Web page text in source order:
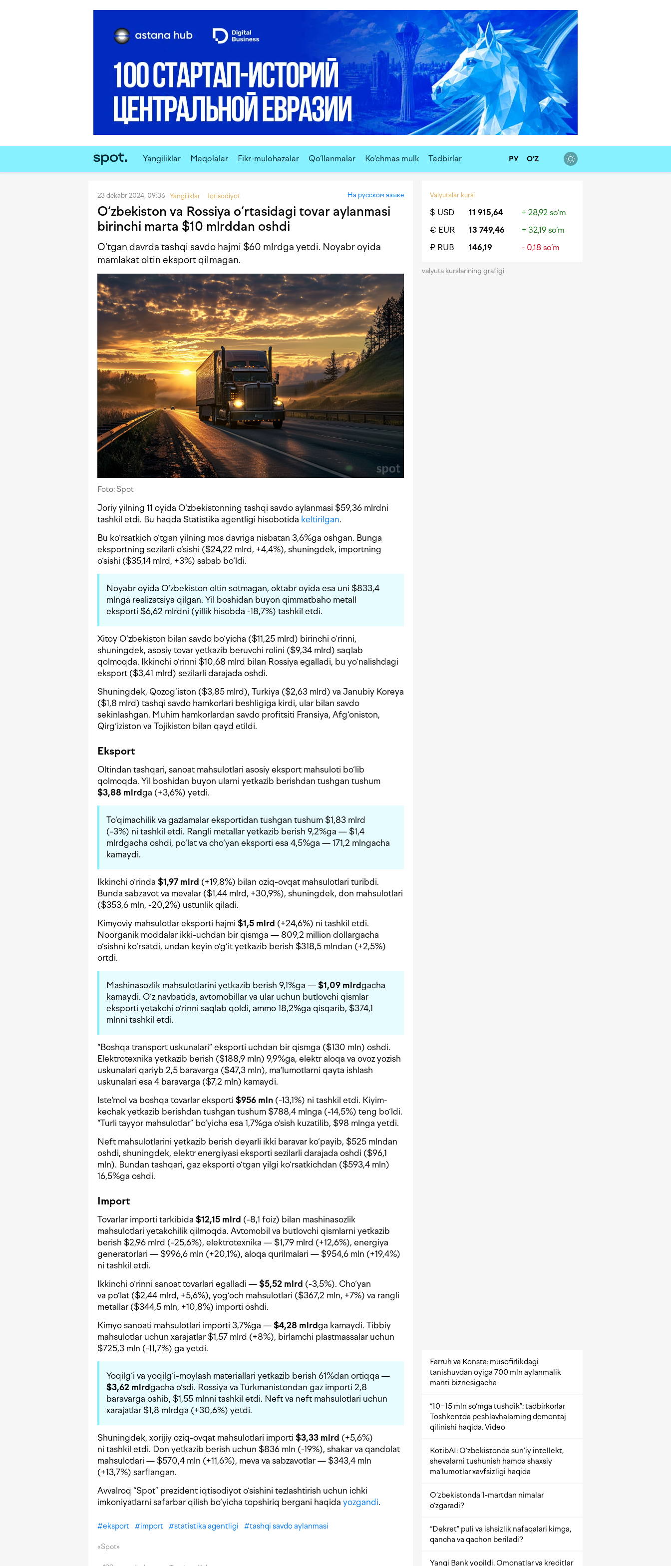
Yangiliklar Maqolalar Fikr-mulohazalar Qo‘llanmalar Ko‘chmas mulk Tadbirlar РУ O‘Z
23 dekabr 2024, 09:36 Yangiliklar Iqtisodiyot На русском языке
O‘zbekiston va Rossiya o‘rtasidagi tovar aylanmasi
birinchi marta $10 mlrddan oshdi
O‘tgan davrda tashqi savdo hajmi $60 mlrdga yetdi. Noyabr oyida
mamlakat oltin eksport qilmagan.
Foto: Spot
Joriy yilning 11 oyida O‘zbekistonning tashqi savdo aylanmasi $59,36 mlrdni
tashkil etdi. Bu haqda Statistika agentligi hisobotida keltirilgan.
Bu ko‘rsatkich o‘tgan yilning mos davriga nisbatan 3,6%ga oshgan. Bunga
eksportning sezilarli o‘sishi ($24,22 mlrd, +4,4%), shuningdek, importning
o‘sishi ($35,14 mlrd, +3%) sabab bo‘ldi.
Noyabr oyida O‘zbekiston oltin sotmagan, oktabr oyida esa uni $833,4
mlnga realizatsiya qilgan. Yil boshidan buyon qimmatbaho metall
eksporti $6,62 mlrdni (yillik hisobda -18,7%) tashkil etdi.
Xitoy O‘zbekiston bilan savdo bo‘yicha ($11,25 mlrd) birinchi o‘rinni,
shuningdek, asosiy tovar yetkazib beruvchi rolini ($9,34 mlrd) saqlab
qolmoqda. Ikkinchi o‘rinni $10,68 mlrd bilan Rossiya egalladi, bu yo‘nalishdagi
eksport ($3,41 mlrd) sezilarli darajada oshdi.
Shuningdek, Qozog‘iston ($3,85 mlrd), Turkiya ($2,63 mlrd) va Janubiy Koreya
($1,8 mlrd) tashqi savdo hamkorlari beshligiga kirdi, ular bilan savdo
sekinlashgan. Muhim hamkorlardan savdo profitsiti Fransiya, Afg‘oniston,
Qirg‘iziston va Tojikiston bilan qayd etildi.
Eksport
Oltindan tashqari, sanoat mahsulotlari asosiy eksport mahsuloti bo‘lib
qolmoqda. Yil boshidan buyon ularni yetkazib berishdan tushgan tushum
$3,88 mlrdga (+3,6%) yetdi.
To‘qimachilik va gazlamalar eksportidan tushgan tushum $1,83 mlrd
(-3%) ni tashkil etdi. Rangli metallar yetkazib berish 9,2%ga — $1,4
mlrdgacha oshdi, po‘lat va cho‘yan eksporti esa 4,5%ga — 171,2 mlngacha
kamaydi.
Ikkinchi o‘rinda $1,97 mlrd (+19,8%) bilan oziq-ovqat mahsulotlari turibdi.
Bunda sabzavot va mevalar ($1,44 mlrd, +30,9%), shuningdek, don mahsulotlari
($353,6 mln, -20,2%) ustunlik qiladi.
Kimyoviy mahsulotlar eksporti hajmi $1,5 mlrd (+24,6%) ni tashkil etdi.
Noorganik moddalar ikki-uchdan bir qismga — 809,2 million dollargacha
o‘sishni ko‘rsatdi, undan keyin o‘g‘it yetkazib berish $318,5 mlndan (+2,5%)
ortdi.
Mashinasozlik mahsulotlarini yetkazib berish 9,1%ga — $1,09 mlrdgacha
kamaydi. O‘z navbatida, avtomobillar va ular uchun butlovchi qismlar
eksporti yetakchi o‘rinni saqlab qoldi, ammo 18,2%ga qisqarib, $374,1
mlnni tashkil etdi.
“Boshqa transport uskunalari” eksporti uchdan bir qismga ($130 mln) oshdi.
Elektrotexnika yetkazib berish ($188,9 mln) 9,9%ga, elektr aloqa va ovoz yozish
uskunalari qariyb 2,5 baravarga ($47,3 mln), ma’lumotlarni qayta ishlash
uskunalari esa 4 baravarga ($7,2 mln) kamaydi.
Iste’mol va boshqa tovarlar eksporti $956 mln (-13,1%) ni tashkil etdi. Kiyim-
kechak yetkazib berishdan tushgan tushum $788,4 mlnga (-14,5%) teng bo‘ldi.
“Turli tayyor mahsulotlar” bo‘yicha esa 1,7%ga o‘sish kuzatilib, $98 mlnga yetdi.
Neft mahsulotlarini yetkazib berish deyarli ikki baravar ko‘payib, $525 mlndan
oshdi, shuningdek, elektr energiyasi eksporti sezilarli darajada oshdi ($96,1
mln). Bundan tashqari, gaz eksporti o‘tgan yilgi ko‘rsatkichdan ($593,4 mln)
16,5%ga oshdi.
Import
Tovarlar importi tarkibida $12,15 mlrd (-8,1 foiz) bilan mashinasozlik
mahsulotlari yetakchilik qilmoqda. Avtomobil va butlovchi qismlarni yetkazib
berish $2,96 mlrd (-25,6%), elektrotexnika — $1,79 mlrd (+12,6%), energiya
generatorlari — $996,6 mln (+20,1%), aloqa qurilmalari — $954,6 mln (+19,4%)
ni tashkil etdi.
Ikkinchi o‘rinni sanoat tovarlari egalladi — $5,52 mlrd (-3,5%). Cho‘yan
va po‘lat ($2,44 mlrd, +5,6%), yog‘och mahsulotlari ($367,2 mln, +7%) va rangli
metallar ($344,5 mln, +10,8%) importi oshdi.
Kimyo sanoati mahsulotlari importi 3,7%ga — $4,28 mlrdga kamaydi. Tibbiy
mahsulotlar uchun xarajatlar $1,57 mlrd (+8%), birlamchi plastmassalar uchun
$725,3 mln (-11,7%) ga yetdi.
Yoqilg‘i va yoqilg‘i-moylash materiallari yetkazib berish 61%dan ortiqqa —
$3,62 mlrdgacha o‘sdi. Rossiya va Turkmanistondan gaz importi 2,8
baravarga oshib, $1,55 mlnni tashkil etdi. Neft va neft mahsulotlari uchun
xarajatlar $1,8 mlrdga (+30,6%) yetdi.
Shuningdek, xorijiy oziq-ovqat mahsulotlari importi $3,33 mlrd (+5,6%)
ni tashkil etdi. Don yetkazib berish uchun $836 mln (-19%), shakar va qandolat
mahsulotlari — $570,4 mln (+11,6%), meva va sabzavotlar — $343,4 mln
(+13,7%) sarflangan.
Avvalroq “Spot” prezident iqtisodiyot o‘sishini tezlashtirish uchun ichki
imkoniyatlarni safarbar qilish bo‘yicha topshiriq bergani haqida yozgandi.
#eksport #import #statistika agentligi #tashqi savdo aylanmasi
«Spot»
Valyutalar kursi
$ USD 11 915,64
+ 28,92 so‘m
€ EUR
13 749,46
+ 32,19 so‘m
₽ RUB
146,19 - 0,18 so‘m
valyuta kurslarining grafigi
Farruh va Konsta: musofirlikdagi
tanishuvdan oyiga 700 mln aylanmalik
manti biznesigacha
“10−15 mln so‘mga tushdik”: tadbirkorlar
Toshkentda peshlavhalarning demontaj
qilinishi haqida. Video
KotibAI: O‘zbekistonda sun’iy intellekt,
shevalarni tushunish hamda shaxsiy
ma’lumotlar xavfsizligi haqida
O‘zbekistonda 1-martdan nimalar
o‘zgaradi?
“Dekret” puli va ishsizlik nafaqalari kimga,
qancha va qachon beriladi?
Yangi Bank yopildi. Omonatlar va kreditlar